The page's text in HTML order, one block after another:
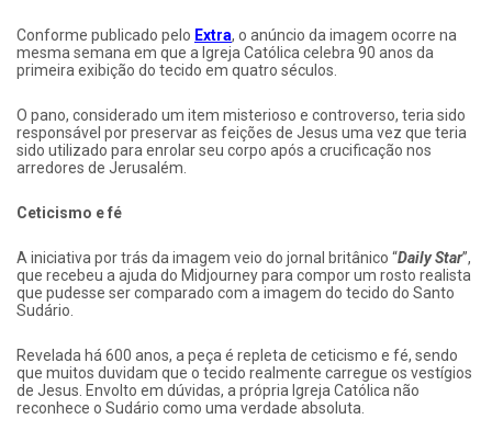
Conforme publicado pelo Extra, o anúncio da imagem ocorre na
mesma semana em que a Igreja Católica celebra 90 anos da
primeira exibição do tecido em quatro séculos.
O pano, considerado um item misterioso e controverso, teria sido
responsável por preservar as feições de Jesus uma vez que teria
sido utilizado para enrolar seu corpo após a crucificação nos
arredores de Jerusalém.
Ceticismo e fé
A iniciativa por trás da imagem veio do jornal britânico “Daily Star”,
que recebeu a ajuda do Midjourney para compor um rosto realista
que pudesse ser comparado com a imagem do tecido do Santo
Sudário.
Revelada há 600 anos, a peça é repleta de ceticismo e fé, sendo
que muitos duvidam que o tecido realmente carregue os vestígios
de Jesus. Envolto em dúvidas, a própria Igreja Católica não
reconhece o Sudário como uma verdade absoluta.